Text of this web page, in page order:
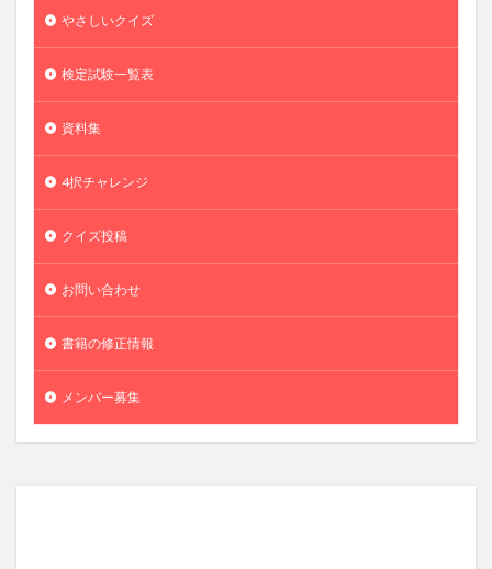
やさしいクイズ
検定試験一覧表
資料集
4択チャレンジ
クイズ投稿
お問い合わせ
書籍の修正情報
メンバー募集